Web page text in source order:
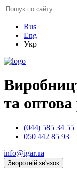
Rus
Eng
Укр
та оптова
(044) 585 34 55
050 442 85 93
info@igar.ua
Зворотній зв'язок